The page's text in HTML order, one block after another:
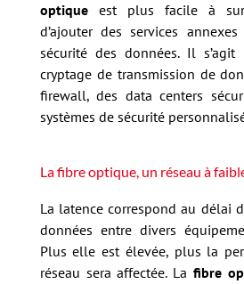
optiqueest plus facile à
d’ajouter des services
sécurité des données. Il s’agit
cryptage de transmission de
firewall, des data centers
systèmes de sécurité
La fibre optique, un réseau à
La latence correspond au délai
données entre divers
Plus elle est élevée, plus la
réseau sera affectée. La fibre